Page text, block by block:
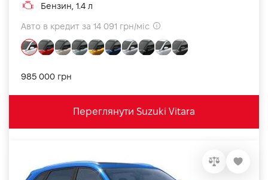
Бензин, 1.4 л
Авто в кредит за 14 091 грн/міс
985 000 грн
Переглянути Suzuki Vitara